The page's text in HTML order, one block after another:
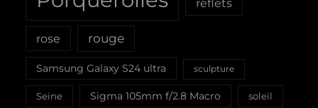
rose rouge
Samsung Galaxy S24 ultra sculpture
Seine Sigma 105mm f/2.8 Macro soleil